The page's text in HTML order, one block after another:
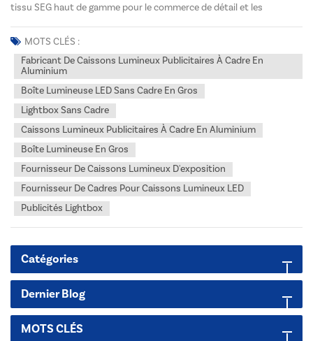
tissu SEG haut de gamme pour le commerce de détail et les
expositions.Dans l'environnement visuel concurrentiel d'aujourd'hui,
la qualité de votre signalétique de marque fait toute la différence.
Pour les détaillants, les exposants de...
MOTS CLÉS :
Fabricant De Caissons Lumineux Publicitaires À Cadre En
Aluminium
Boîte Lumineuse LED Sans Cadre En Gros
Lightbox Sans Cadre
Caissons Lumineux Publicitaires À Cadre En Aluminium
Boîte Lumineuse En Gros
Fournisseur De Caissons Lumineux D'exposition
Fournisseur De Cadres Pour Caissons Lumineux LED
Publicités Lightbox
Catégories
Dernier Blog
MOTS CLÉS